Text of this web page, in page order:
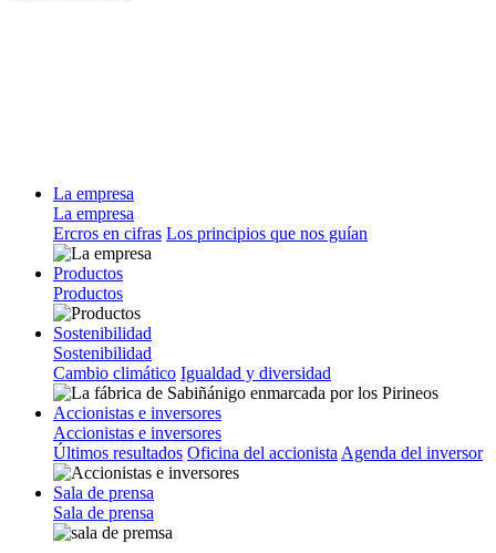
La empresa
La empresa
Ercros en cifras Los principios que nos guían
Productos
Productos
Sostenibilidad
Sostenibilidad
Cambio climático Igualdad y diversidad
Accionistas e inversores
Accionistas e inversores
Últimos resultados Oficina del accionista Agenda del inversor
Sala de prensa
Sala de prensa